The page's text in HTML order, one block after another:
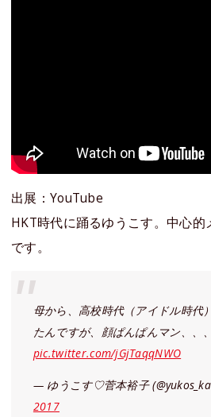
出展：YouTube
HKT時代に踊るゆうこす。中心
です。
母から、高校時代（アイドル時代
たんですが、顔ぱんぱんマン、、、
pic.twitter.com/jGjTaqqNWO
— ゆうこす♡菅本裕子
2017